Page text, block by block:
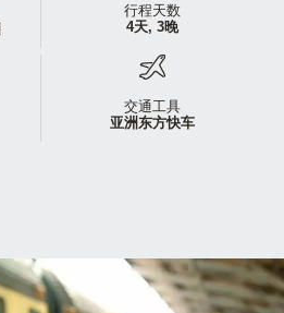
行程天数
4天, 3晚
交通工具
亚洲东方快车